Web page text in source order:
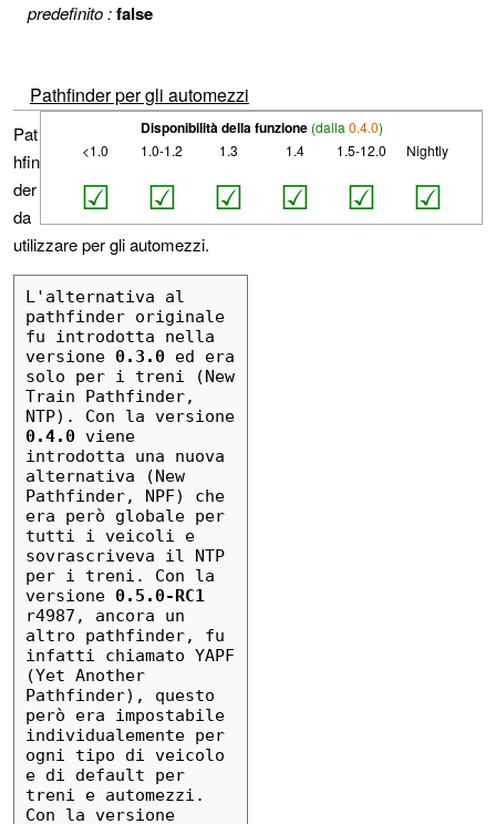
predefinito :false
Pathfinder per gli automezzi
Disponibilità della funzione (dalla 0.4.0)
<1.0
☑
1.0-1.2
☑
1.3
☑
1.4
☑
1.5-12.0
☑
Nightly
☑
Pat
hfin
der
da
utilizzare per gli automezzi.
L'alternativa al
pathfinder originale
fu introdotta nella
versione 0.3.0 ed era
solo per i treni (New
Train Pathfinder,
0.4.0 viene
introdotta una nuova
alternativa (New
Pathfinder, NPF) che
era però globale per
tutti i veicoli e
sovrascriveva il NTP
per i treni. Con la
versione 0.5.0-RC1
r4987, ancora un
altro pathfinder, fu
infatti chiamato YAPF
(Yet Another
Pathfinder), questo
però era impostabile
individualemente per
ogni tipo di veicolo
e di default per
treni e automezzi.